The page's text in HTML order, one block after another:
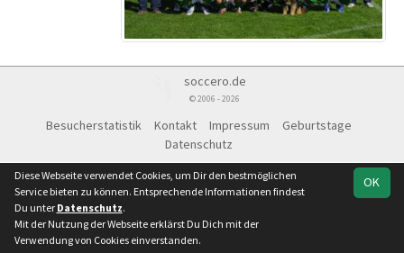
Team Kreisliga
soccero.de
© 2006 - 2026
Besucherstatistik Kontakt Impressum
Geburtstage
Datenschutz
OK
Diese Webseite verwendet Cookies, um Dir den bestmöglichen
Service bieten zu können. Entsprechende Informationen findest
Du unter Datenschutz.
Mit der Nutzung der Webseite erklärst Du Dich mit der
Verwendung von Cookies einverstanden.